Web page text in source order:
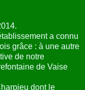
a connu
grâce : à une autre
de notre
de Vaise
dont le